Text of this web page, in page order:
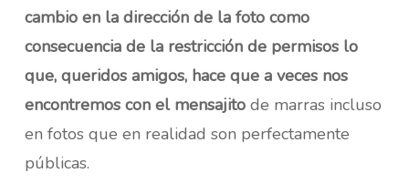
cambio en la dirección de la foto como
consecuencia de la restricción de permisos lo
que, queridos amigos, hace que a veces nos
encontremos con el mensajitode marras incluso
en fotos que en realidad son perfectamente
públicas.